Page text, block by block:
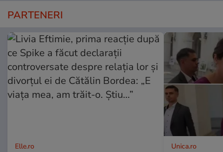
PARTENERI
Elle.ro Unica.ro